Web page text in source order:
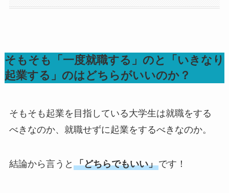
そもそも「一度就職する」のと「いきなり
起業する」のはどちらがいいのか？
そもそも起業を目指している大学生は就職をする
べきなのか、就職せずに起業をするべきなのか。
結論から言うと 「どちらでもいい」です！